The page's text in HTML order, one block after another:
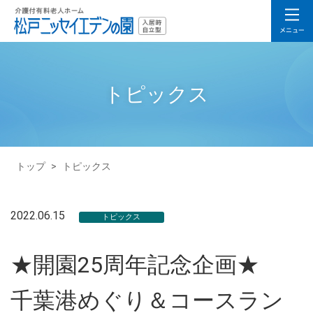
トピックス
トップ > トピックス
2022.06.15 トピックス
★開園25周年記念企画★
千葉港めぐり＆コースラン